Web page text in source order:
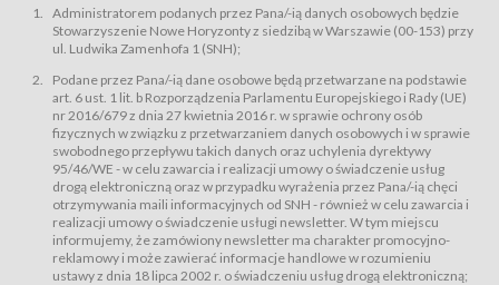
Bilety – wybrane dokumenty potwierdzające zawarcie umowy z
Usługodawcą i uprawniające do wzięcia udziału w Wydarzeniu,
przewidziane przez Usługodawcę dla danego Wydarzenia, tj. uprawniające
do uczestnictwa w wielu albo w pojedynczych seansach filmowych,
Sklep – sklep internetowy prowadzony przez Usługodawcę w Serwisie;
Regulamin – niniejszy regulamin.
§ 2
Postanowienia ogólne
Regulamin określa zasady:
świadczenia Usługobiorcom Usług przez Usługodawcę, z
zastrzeżeniem usług, o których mowa w ust. 2 pkt. 4 i 5 poniżej, których
zasady świadczenia precyzują odrębne regulaminy,
przetwarzania przez Usługodawcę danych osobowych Usługobiorców
będących osobami fizycznymi.
Administratorem podanych przez Pana/-ią danych osobowych będzie
Stowarzyszenie Nowe Horyzonty z siedzibą w Warszawie (00-153) przy
ul. Ludwika Zamenhofa 1 (SNH);
Podane przez Pana/-ią dane osobowe będą przetwarzane na podstawie
art. 6 ust. 1 lit. b Rozporządzenia Parlamentu Europejskiego i Rady (UE)
nr 2016/679 z dnia 27 kwietnia 2016 r. w sprawie ochrony osób
fizycznych w związku z przetwarzaniem danych osobowych i w sprawie
swobodnego przepływu takich danych oraz uchylenia dyrektywy
95/46/WE - w celu zawarcia i realizacji umowy o świadczenie usług
drogą elektroniczną oraz w przypadku wyrażenia przez Pana/-ią chęci
otrzymywania maili informacyjnych od SNH - również w celu zawarcia i
realizacji umowy o świadczenie usługi newsletter. W tym miejscu
informujemy, że zamówiony newsletter ma charakter promocyjno-
reklamowy i może zawierać informacje handlowe w rozumieniu
ustawy z dnia 18 lipca 2002 r. o świadczeniu usług drogą elektroniczną;